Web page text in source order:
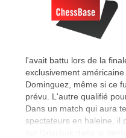
l'avait battu lors de la
exclusivement
Dominguez, même si ce
prévu. L'autre qualifié
Dans un match qui aura
spectateurs en haleine, il